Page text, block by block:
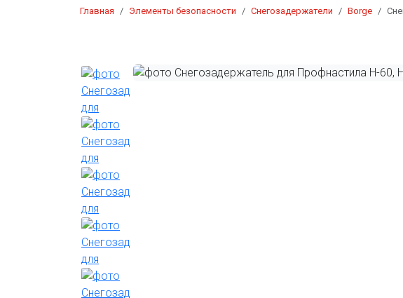
Главная Элементы безопасности Снегозадержатели Borge